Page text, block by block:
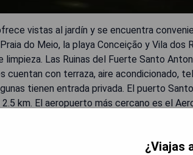
vistas al jardín y se encuentra
do Meio, la playa Conceição y Vila dos
Las Ruinas del Fuerte Santo
cuentan con terraza, aire acondicionado,
tienen entrada privada. El puerto
km. El aeropuerto más cercano es el
populares.
¿Viajas